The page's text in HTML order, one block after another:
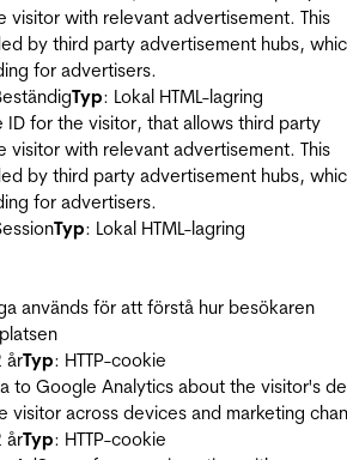
visitor with relevant advertisement. This
by third party advertisement hubs,
for advertisers.
Typ: Lokal HTML-lagring
ID for the visitor, that allows third party
visitor with relevant advertisement. This
by third party advertisement hubs,
for advertisers.
Typ: Lokal HTML-lagring
används för att förstå hur besökaren
årTyp: HTTP-cookie
to Google Analytics about the visitor's
visitor across devices and marketing
årTyp: HTTP-cookie